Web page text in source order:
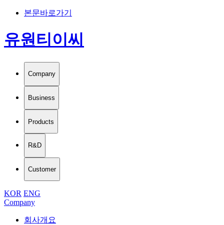
본문바로가기
유원티이씨
Company
Business
Products
R&D
Customer
KOR ENG
Company
회사개요